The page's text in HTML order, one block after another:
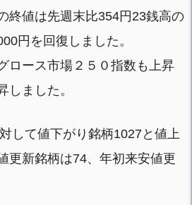
終値は先週末比354円23銭高の
円を回復しました。
ロース市場２５０指数も上昇
しました。
して値下がり銘柄1027と値上
更新銘柄は74、年初来安値更